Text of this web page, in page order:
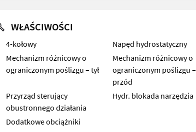
WŁAŚCIWOŚCI
4-kołowy
Napęd hydrostatyczny
Mechanizm różnicowy o
ograniczonym poślizgu – tył
Mechanizm różnicowy o
ograniczonym poślizgu –
przód
Przyrząd sterujący
obustronnego działania
Hydr. blokada narzędzia
Dodatkowe obciążniki